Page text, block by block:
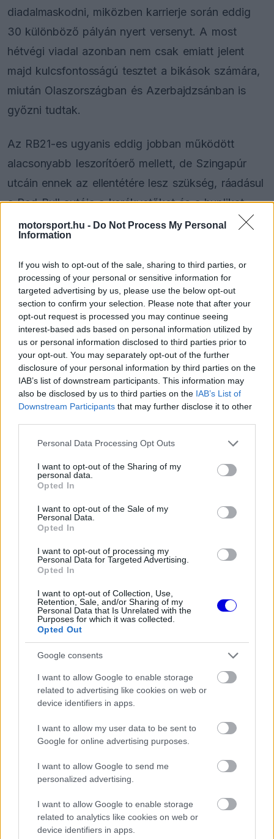
motorsport.hu - Do Not Process My Personal
Information
If you wish to opt-out of the sale, sharing to third parties, or
processing of your personal or sensitive information for
targeted advertising by us, please use the below opt-out
section to confirm your selection. Please note that after your
opt-out request is processed you may continue seeing
interest-based ads based on personal information utilized by
us or personal information disclosed to third parties prior to
your opt-out. You may separately opt-out of the further
disclosure of your personal information by third parties on the
IAB’s list of downstream participants. This information may
also be disclosed by us to third parties on the IAB’s List of
Downstream Participants that may further disclose it to other
Please note that this website/app uses one or more Google
not limited to your visit or usage behaviour. You may click to
grant or deny consent to Google and its third-party tags to
use your data for below specified purposes in below Google
consent section.
Personal Data Processing Opt Outs
I want to opt-out of the Sharing of my
personal data.
Opted In
I want to opt-out of the Sale of my
Personal Data.
Opted In
I want to opt-out of processing my
Personal Data for Targeted Advertising.
Opted In
I want to opt-out of Collection, Use,
Retention, Sale, and/or Sharing of my
Personal Data that Is Unrelated with the
Purposes for which it was collected.
Opted Out
Google consents
I want to allow Google to enable storage
related to advertising like cookies on web or
device identifiers in apps.
I want to allow my user data to be sent to
Google for online advertising purposes.
I want to allow Google to send me
personalized advertising.
I want to allow Google to enable storage
related to analytics like cookies on web or
device identifiers in apps.
diadalmaskodni, miközben karrierje során eddig
30 különböző pályán nyert versenyt. A most
hétvégi viadal azonban nem csak emiatt jelent
majd kulcsfontosságú tesztet a bikások számára,
miután Olaszországban és Azerbajdzsánban is
győzni tudtak.
Az RB21-es ugyanis eddig jobban működött
alacsonyabb leszorítóerő mellett, de Szingapúr
utcáin ennek az ellentétére lesz szükség, ráadásul
a Red Bull autója a kerékvetőket és a huplikat
sem szereti annyira, ami szintén hátrányt jelent
számukra.
This
is
a
modal
window.
The media could not be loaded, either because
the server or network failed or because the format
is not supported.
Ez a mostani nagydíj tehát egyfajta választóvonal
Verstappen esetleg nyerni tudna, vagy legalább
akkor talán kijelenthető, hogy a
valóban
előrelépett az autójával, és a szezon végéig
harcban lehetnek a McLarennel. Amennyiben
viszont ismét felsülnek a villanyfényes futam
során, akkor könnyen lehet, hogy a fellángolásuk
inkább csak ideiglenes és pályaspecifikus volt.
EZEKET IS AJÁNLJUK
FORMA-1
Rendkívül okos döntést hozott az
FORMA-1
Kimi Räikkönen, akinek több
nyernie a McLarennel